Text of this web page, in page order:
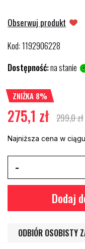
Obserwuj produkt
Kod:1192906228
Dostępność:na stanie
ZNIŻKA 8%
275,1 zł 299,0 zł
Najniższa cena w
Dodaj
ODBIÓR OSOBISTY